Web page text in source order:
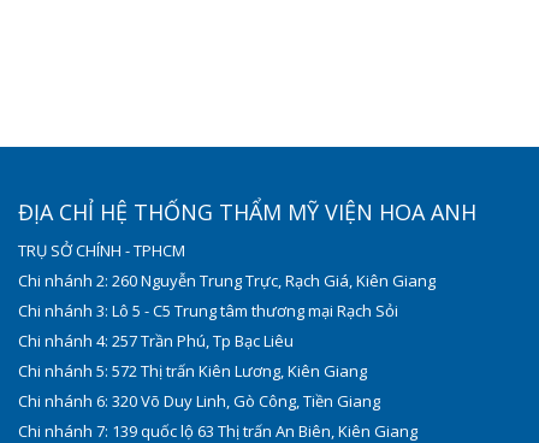
ĐỊA CHỈ HỆ THỐNG THẨM MỸ VIỆN HOA ANH
TRỤ SỞ CHÍNH - TPHCM
Chi nhánh 2: 260 Nguyễn Trung Trực, Rạch Giá, Kiên Giang
Chi nhánh 3: Lô 5 - C5 Trung tâm thương mại Rạch Sỏi
Chi nhánh 4: 257 Trần Phú, Tp Bạc Liêu
Chi nhánh 5: 572 Thị trấn Kiên Lương, Kiên Giang
Chi nhánh 6: 320 Võ Duy Linh, Gò Công, Tiền Giang
Chi nhánh 7: 139 quốc lộ 63 Thị trấn An Biên, Kiên Giang